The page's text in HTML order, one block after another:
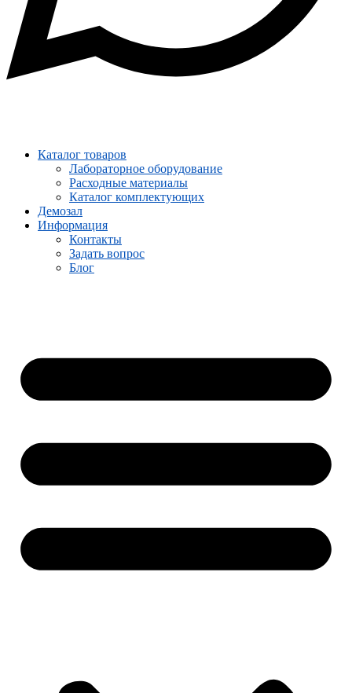
Каталог товаров
Лабораторное оборудование
Расходные материалы
Каталог комплектующих
Демозал
Информация
Контакты
Задать вопрос
Блог